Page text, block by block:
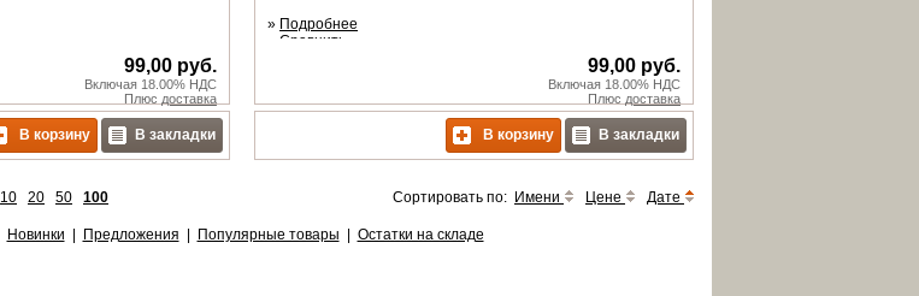
99,00 руб.
Включая 18.00% НДС
Плюс доставка
В корзину В закладки
» Подробнее
Сравнить
99,00 руб.
Включая 18.00% НДС
Плюс доставка
В корзину В закладки
10 20 50 100 Сортировать по: Имени Цене Дате
Новинки Предложения Популярные товары Остатки на складе